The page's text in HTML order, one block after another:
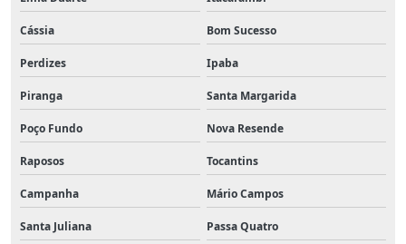
Cássia Bom Sucesso
Perdizes Ipaba
Piranga Santa Margarida
Poço Fundo Nova Resende
Raposos Tocantins
Campanha Mário Campos
Santa Juliana Passa Quatro